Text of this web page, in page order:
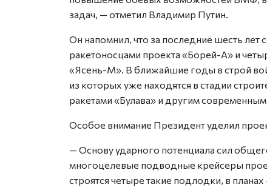
задач, — отметил Владимир Путин.
Он напомнил, что за последние шесть лет
ракетоносцами проекта «Борей-А» и
«Ясень-М». В ближайшие годы в строй
из которых уже находятся в стадии
ракетами «Булава» и другим
Особое внимание Президент уделил
— Основу ударного потенциала сил
многоцелевые подводные крейсеры
строятся четыре такие подлодки, в